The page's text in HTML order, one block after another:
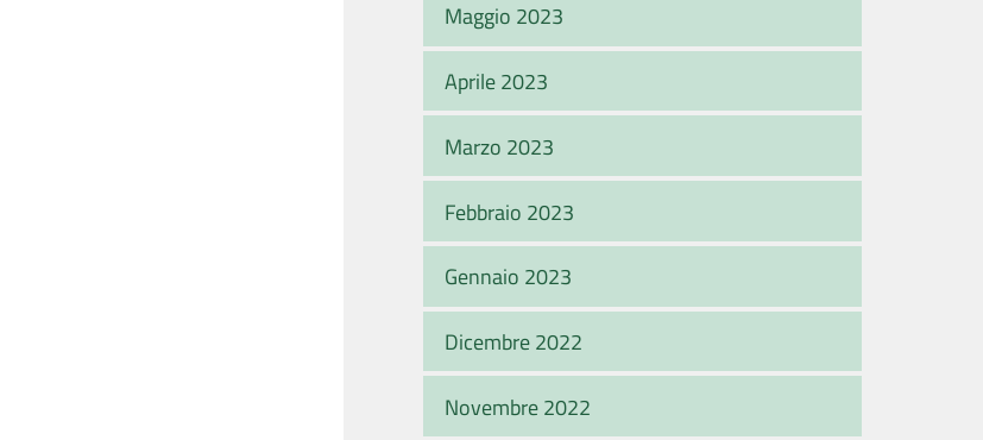
Maggio 2023
Aprile 2023
Marzo 2023
Febbraio 2023
Gennaio 2023
Dicembre 2022
Novembre 2022